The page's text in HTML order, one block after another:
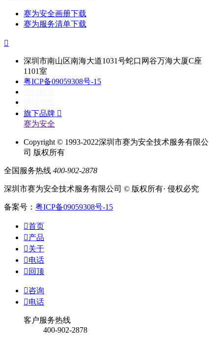
赛为安全画册下载
赛为服务清单下载

深圳市南山区南海大道1031号蛇口网谷万海大厦C座
1101室
粤ICP备09059308号-15
旗下品牌 
赛为安全
Copyright © 1993-2022深圳市赛为安全技术服务有限公
司 版权所有
全国服务热线 400-902-2878
深圳市赛为安全技术服务有限公司 © 版权所有· 侵权必究
备案号： 粤ICP备09059308号-15
首页
产品
关于
电话
 回顶
咨询
电话
客户服务热线
400-902-2878